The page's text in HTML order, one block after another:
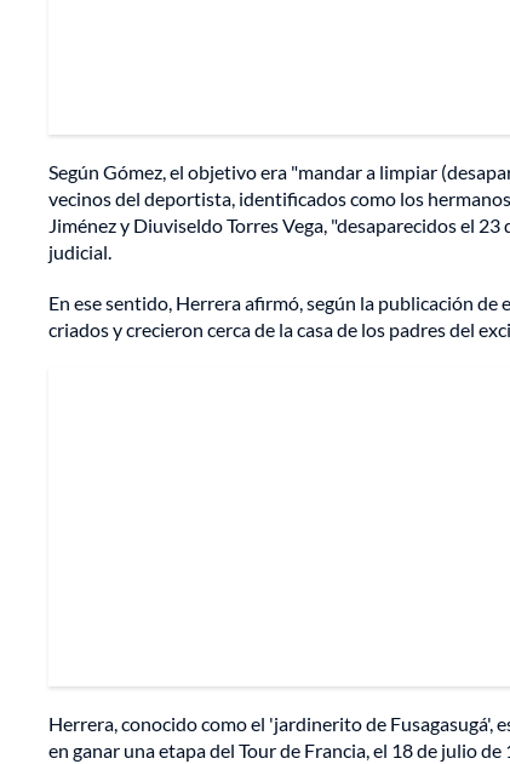
Según Gómez, el objetivo era "mandar a limpiar
vecinos del deportista, identificados como los
Jiménez y Diuviseldo Torres Vega, "desaparecidos el
judicial.
En ese sentido, Herrera afirmó, según la publicación
criados y crecieron cerca de la casa de los padres del
Herrera, conocido como el 'jardinerito de Fusagasugá',
en ganar una etapa del Tour de Francia, el 18 de julio